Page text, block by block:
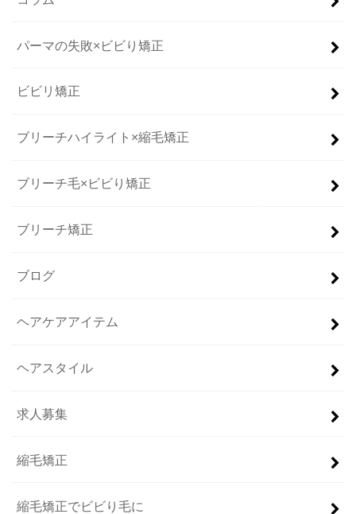
パーマの失敗×ビビり矯正
ビビリ矯正
ブリーチハイライト×縮毛矯正
ブリーチ毛×ビビり矯正
ブリーチ矯正
ブログ
ヘアケアアイテム
ヘアスタイル
求人募集
縮毛矯正
縮毛矯正でビビり毛に